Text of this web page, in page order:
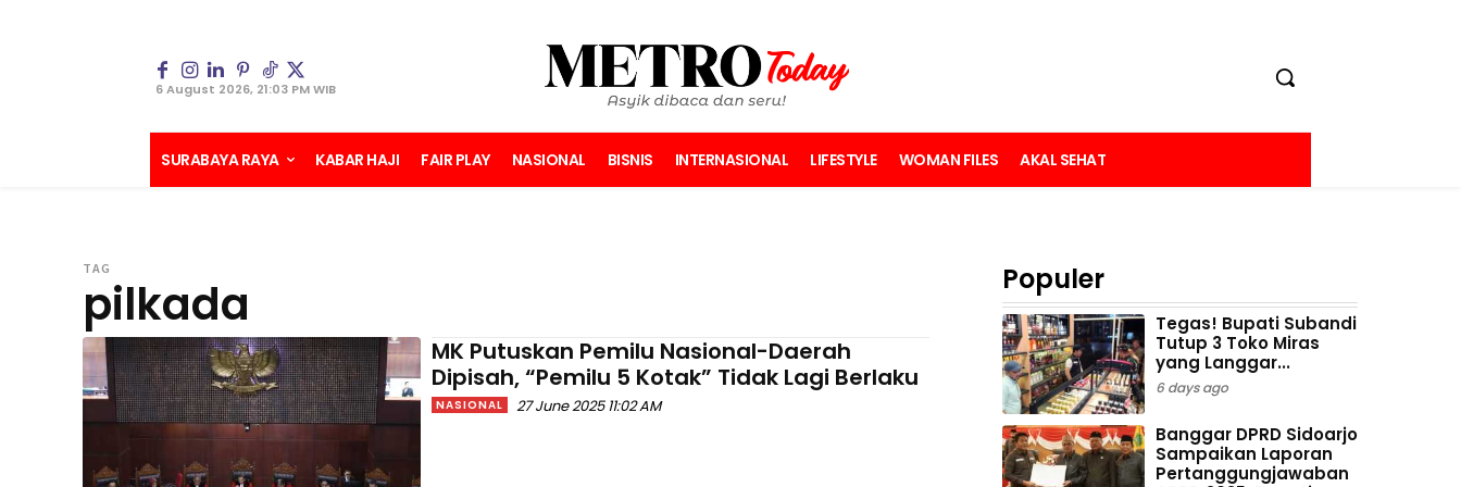
6 August 2026, 21:03 PM WIB
SURABAYA RAYA KABAR HAJI FAIR PLAY NASIONAL BISNIS INTERNASIONAL LIFESTYLE WOMAN FILES AKAL SEHAT
TAG
pilkada
MK Putuskan Pemilu Nasional-Daerah
Dipisah, “Pemilu 5 Kotak” Tidak Lagi Berlaku
NASIONAL 27 June 2025 11:02 AM
Populer
Tegas! Bupati Subandi
Tutup 3 Toko Miras
yang Langgar...
6 days ago
Banggar DPRD Sidoarjo
Sampaikan Laporan
Pertanggungjawaban